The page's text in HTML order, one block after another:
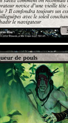
de pouls